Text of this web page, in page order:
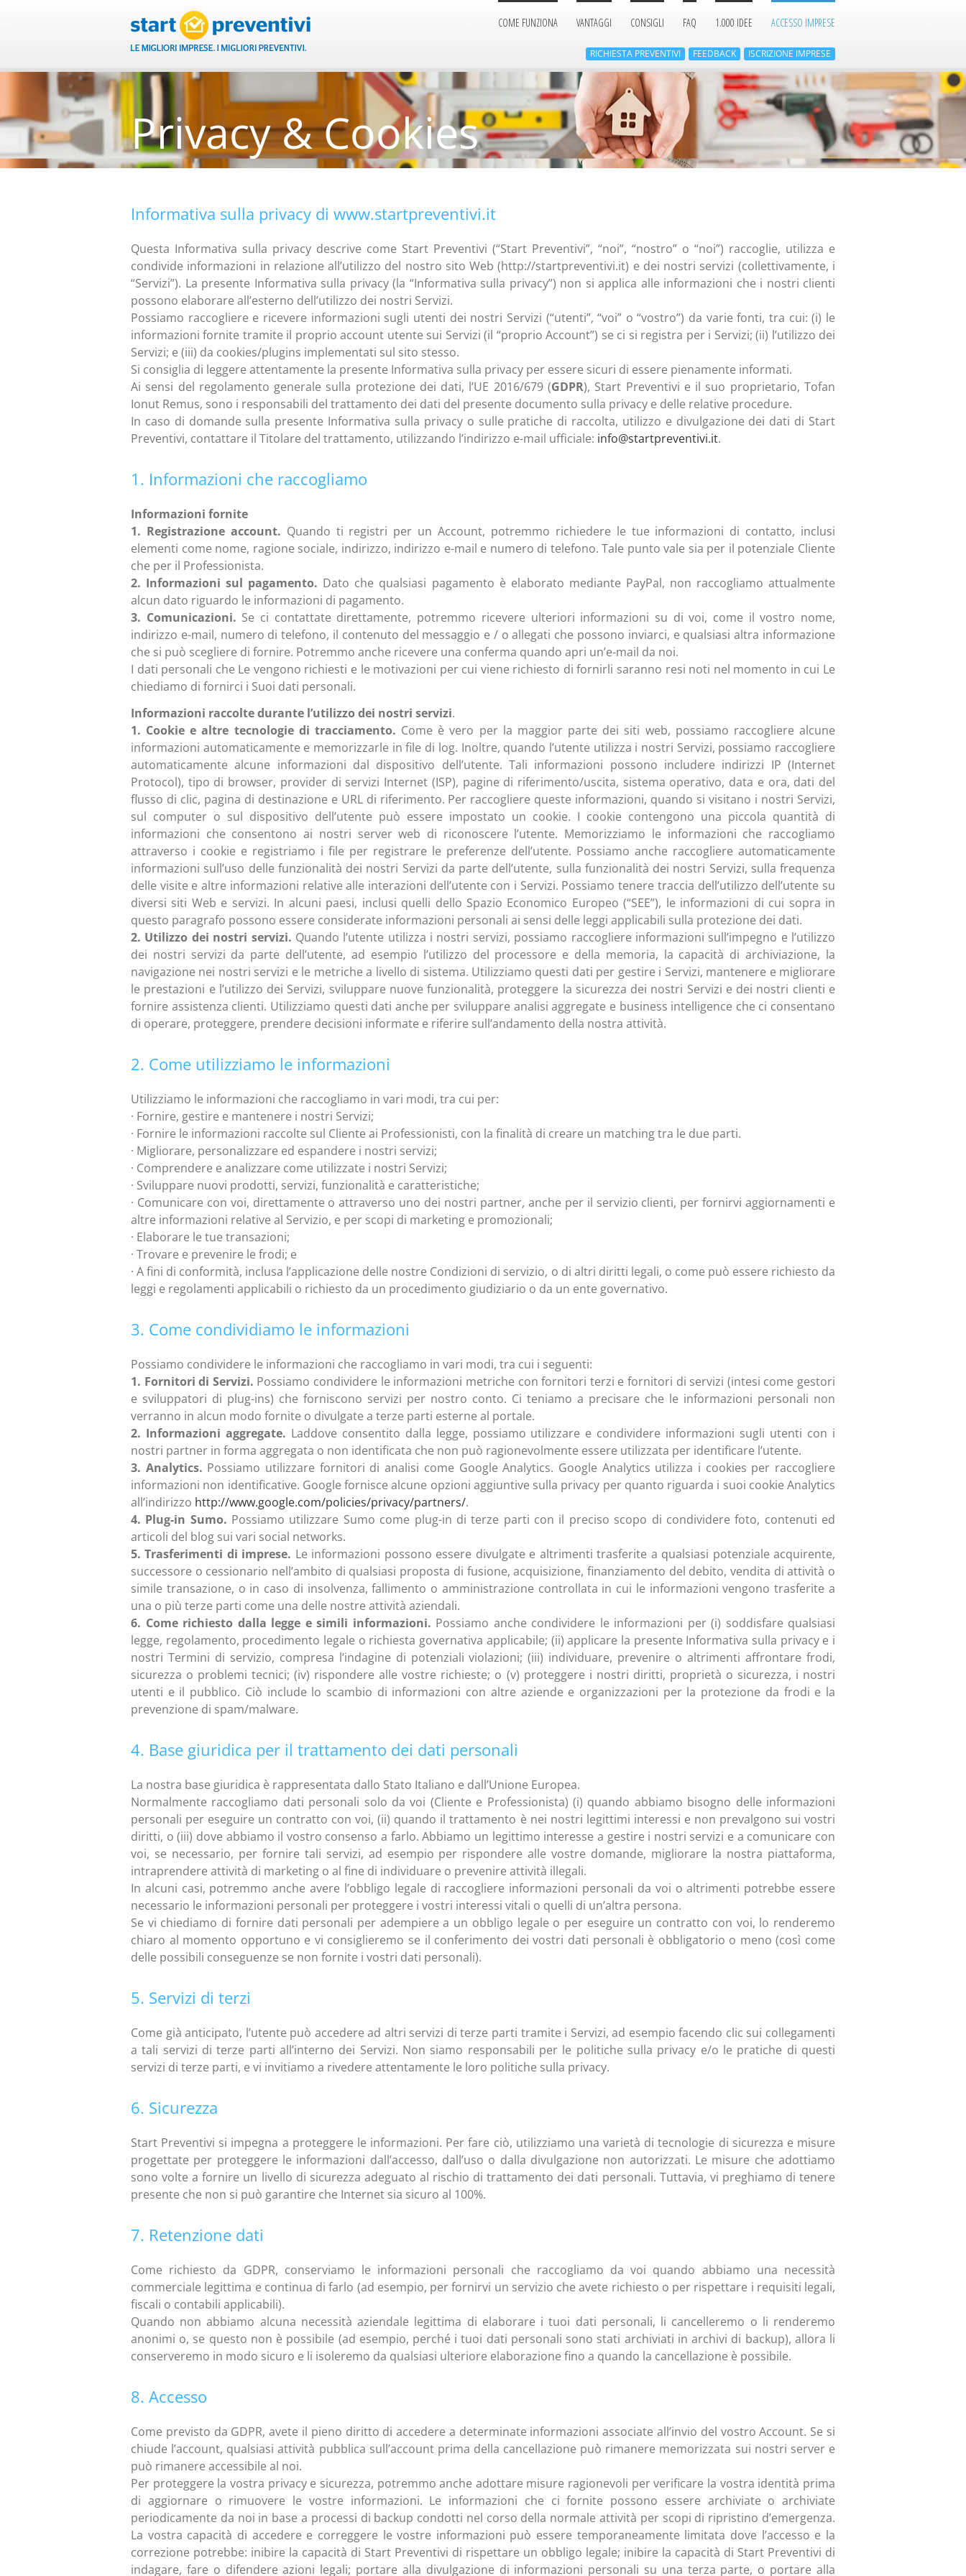
COME FUNZIONA VANTAGGI CONSIGLI FAQ 1.000 IDEE ACCESSO IMPRESE
RICHIESTA PREVENTIVI FEEDBACK ISCRIZIONE IMPRESE
Privacy & Cookies
Informativa sulla privacy di www.startpreventivi.it
Questa Informativa sulla privacy descrive come Start Preventivi (“Start Preventivi”, “noi”, “nostro” o “noi”) raccoglie, utilizza e
condivide informazioni in relazione all’utilizzo del nostro sito Web (http://startpreventivi.it) e dei nostri servizi (collettivamente, i
“Servizi”). La presente Informativa sulla privacy (la “Informativa sulla privacy”) non si applica alle informazioni che i nostri clienti
possono elaborare all’esterno dell’utilizzo dei nostri Servizi.
Possiamo raccogliere e ricevere informazioni sugli utenti dei nostri Servizi (“utenti”, “voi” o “vostro”) da varie fonti, tra cui: (i) le
informazioni fornite tramite il proprio account utente sui Servizi (il “proprio Account”) se ci si registra per i Servizi; (ii) l’utilizzo dei
Servizi; e (iii) da cookies/plugins implementati sul sito stesso.
Si consiglia di leggere attentamente la presente Informativa sulla privacy per essere sicuri di essere pienamente informati.
Ai sensi del regolamento generale sulla protezione dei dati, l’UE 2016/679 (GDPR), Start Preventivi e il suo proprietario, Tofan
Ionut Remus, sono i responsabili del trattamento dei dati del presente documento sulla privacy e delle relative procedure.
In caso di domande sulla presente Informativa sulla privacy o sulle pratiche di raccolta, utilizzo e divulgazione dei dati di Start
Preventivi, contattare il Titolare del trattamento, utilizzando l’indirizzo e-mail ufficiale: info@startpreventivi.it.
1. Informazioni che raccogliamo
Informazioni fornite
1. Registrazione account. Quando ti registri per un Account, potremmo richiedere le tue informazioni di contatto, inclusi
elementi come nome, ragione sociale, indirizzo, indirizzo e-mail e numero di telefono. Tale punto vale sia per il potenziale Cliente
che per il Professionista.
2. Informazioni sul pagamento. Dato che qualsiasi pagamento è elaborato mediante PayPal, non raccogliamo attualmente
alcun dato riguardo le informazioni di pagamento.
3. Comunicazioni. Se ci contattate direttamente, potremmo ricevere ulteriori informazioni su di voi, come il vostro nome,
indirizzo e-mail, numero di telefono, il contenuto del messaggio e / o allegati che possono inviarci, e qualsiasi altra informazione
che si può scegliere di fornire. Potremmo anche ricevere una conferma quando apri un’e-mail da noi.
I dati personali che Le vengono richiesti e le motivazioni per cui viene richiesto di fornirli saranno resi noti nel momento in cui Le
chiediamo di fornirci i Suoi dati personali.
Informazioni raccolte durante l’utilizzo dei nostri servizi.
1. Cookie e altre tecnologie di tracciamento. Come è vero per la maggior parte dei siti web, possiamo raccogliere alcune
informazioni automaticamente e memorizzarle in file di log. Inoltre, quando l’utente utilizza i nostri Servizi, possiamo raccogliere
automaticamente alcune informazioni dal dispositivo dell’utente. Tali informazioni possono includere indirizzi IP (Internet
Protocol), tipo di browser, provider di servizi Internet (ISP), pagine di riferimento/uscita, sistema operativo, data e ora, dati del
flusso di clic, pagina di destinazione e URL di riferimento. Per raccogliere queste informazioni, quando si visitano i nostri Servizi,
sul computer o sul dispositivo dell’utente può essere impostato un cookie. I cookie contengono una piccola quantità di
informazioni che consentono ai nostri server web di riconoscere l’utente. Memorizziamo le informazioni che raccogliamo
attraverso i cookie e registriamo i file per registrare le preferenze dell’utente. Possiamo anche raccogliere automaticamente
informazioni sull’uso delle funzionalità dei nostri Servizi da parte dell’utente, sulla funzionalità dei nostri Servizi, sulla frequenza
delle visite e altre informazioni relative alle interazioni dell’utente con i Servizi. Possiamo tenere traccia dell’utilizzo dell’utente su
diversi siti Web e servizi. In alcuni paesi, inclusi quelli dello Spazio Economico Europeo (“SEE”), le informazioni di cui sopra in
questo paragrafo possono essere considerate informazioni personali ai sensi delle leggi applicabili sulla protezione dei dati.
2. Utilizzo dei nostri servizi. Quando l’utente utilizza i nostri servizi, possiamo raccogliere informazioni sull’impegno e l’utilizzo
dei nostri servizi da parte dell’utente, ad esempio l’utilizzo del processore e della memoria, la capacità di archiviazione, la
navigazione nei nostri servizi e le metriche a livello di sistema. Utilizziamo questi dati per gestire i Servizi, mantenere e migliorare
le prestazioni e l’utilizzo dei Servizi, sviluppare nuove funzionalità, proteggere la sicurezza dei nostri Servizi e dei nostri clienti e
fornire assistenza clienti. Utilizziamo questi dati anche per sviluppare analisi aggregate e business intelligence che ci consentano
di operare, proteggere, prendere decisioni informate e riferire sull’andamento della nostra attività.
2. Come utilizziamo le informazioni
Utilizziamo le informazioni che raccogliamo in vari modi, tra cui per:
· Fornire, gestire e mantenere i nostri Servizi;
· Fornire le informazioni raccolte sul Cliente ai Professionisti, con la finalità di creare un matching tra le due parti.
· Migliorare, personalizzare ed espandere i nostri servizi;
· Comprendere e analizzare come utilizzate i nostri Servizi;
· Sviluppare nuovi prodotti, servizi, funzionalità e caratteristiche;
· Comunicare con voi, direttamente o attraverso uno dei nostri partner, anche per il servizio clienti, per fornirvi aggiornamenti e
altre informazioni relative al Servizio, e per scopi di marketing e promozionali;
· Elaborare le tue transazioni;
· Trovare e prevenire le frodi; e
· A fini di conformità, inclusa l’applicazione delle nostre Condizioni di servizio, o di altri diritti legali, o come può essere richiesto da
leggi e regolamenti applicabili o richiesto da un procedimento giudiziario o da un ente governativo.
3. Come condividiamo le informazioni
Possiamo condividere le informazioni che raccogliamo in vari modi, tra cui i seguenti:
1. Fornitori di Servizi. Possiamo condividere le informazioni metriche con fornitori terzi e fornitori di servizi (intesi come gestori
e sviluppatori di plug-ins) che forniscono servizi per nostro conto. Ci teniamo a precisare che le informazioni personali non
verranno in alcun modo fornite o divulgate a terze parti esterne al portale.
2. Informazioni aggregate. Laddove consentito dalla legge, possiamo utilizzare e condividere informazioni sugli utenti con i
nostri partner in forma aggregata o non identificata che non può ragionevolmente essere utilizzata per identificare l’utente.
3. Analytics. Possiamo utilizzare fornitori di analisi come Google Analytics. Google Analytics utilizza i cookies per raccogliere
informazioni non identificative. Google fornisce alcune opzioni aggiuntive sulla privacy per quanto riguarda i suoi cookie Analytics
all’indirizzo http://www.google.com/policies/privacy/partners/.
4. Plug-in Sumo. Possiamo utilizzare Sumo come plug-in di terze parti con il preciso scopo di condividere foto, contenuti ed
articoli del blog sui vari social networks.
5. Trasferimenti di imprese. Le informazioni possono essere divulgate e altrimenti trasferite a qualsiasi potenziale acquirente,
successore o cessionario nell’ambito di qualsiasi proposta di fusione, acquisizione, finanziamento del debito, vendita di attività o
simile transazione, o in caso di insolvenza, fallimento o amministrazione controllata in cui le informazioni vengono trasferite a
una o più terze parti come una delle nostre attività aziendali.
6. Come richiesto dalla legge e simili informazioni. Possiamo anche condividere le informazioni per (i) soddisfare qualsiasi
legge, regolamento, procedimento legale o richiesta governativa applicabile; (ii) applicare la presente Informativa sulla privacy e i
nostri Termini di servizio, compresa l’indagine di potenziali violazioni; (iii) individuare, prevenire o altrimenti affrontare frodi,
sicurezza o problemi tecnici; (iv) rispondere alle vostre richieste; o (v) proteggere i nostri diritti, proprietà o sicurezza, i nostri
utenti e il pubblico. Ciò include lo scambio di informazioni con altre aziende e organizzazioni per la protezione da frodi e la
prevenzione di spam/malware.
4. Base giuridica per il trattamento dei dati personali
La nostra base giuridica è rappresentata dallo Stato Italiano e dall’Unione Europea.
Normalmente raccogliamo dati personali solo da voi (Cliente e Professionista) (i) quando abbiamo bisogno delle informazioni
personali per eseguire un contratto con voi, (ii) quando il trattamento è nei nostri legittimi interessi e non prevalgono sui vostri
diritti, o (iii) dove abbiamo il vostro consenso a farlo. Abbiamo un legittimo interesse a gestire i nostri servizi e a comunicare con
voi, se necessario, per fornire tali servizi, ad esempio per rispondere alle vostre domande, migliorare la nostra piattaforma,
intraprendere attività di marketing o al fine di individuare o prevenire attività illegali.
In alcuni casi, potremmo anche avere l’obbligo legale di raccogliere informazioni personali da voi o altrimenti potrebbe essere
necessario le informazioni personali per proteggere i vostri interessi vitali o quelli di un’altra persona.
Se vi chiediamo di fornire dati personali per adempiere a un obbligo legale o per eseguire un contratto con voi, lo renderemo
chiaro al momento opportuno e vi consiglieremo se il conferimento dei vostri dati personali è obbligatorio o meno (così come
delle possibili conseguenze se non fornite i vostri dati personali).
5. Servizi di terzi
Come già anticipato, l’utente può accedere ad altri servizi di terze parti tramite i Servizi, ad esempio facendo clic sui collegamenti
a tali servizi di terze parti all’interno dei Servizi. Non siamo responsabili per le politiche sulla privacy e/o le pratiche di questi
servizi di terze parti, e vi invitiamo a rivedere attentamente le loro politiche sulla privacy.
6. Sicurezza
Start Preventivi si impegna a proteggere le informazioni. Per fare ciò, utilizziamo una varietà di tecnologie di sicurezza e misure
progettate per proteggere le informazioni dall’accesso, dall’uso o dalla divulgazione non autorizzati. Le misure che adottiamo
sono volte a fornire un livello di sicurezza adeguato al rischio di trattamento dei dati personali. Tuttavia, vi preghiamo di tenere
presente che non si può garantire che Internet sia sicuro al 100%.
7. Retenzione dati
Come richiesto da GDPR, conserviamo le informazioni personali che raccogliamo da voi quando abbiamo una necessità
commerciale legittima e continua di farlo (ad esempio, per fornirvi un servizio che avete richiesto o per rispettare i requisiti legali,
fiscali o contabili applicabili).
Quando non abbiamo alcuna necessità aziendale legittima di elaborare i tuoi dati personali, li cancelleremo o li renderemo
anonimi o, se questo non è possibile (ad esempio, perché i tuoi dati personali sono stati archiviati in archivi di backup), allora li
conserveremo in modo sicuro e li isoleremo da qualsiasi ulteriore elaborazione fino a quando la cancellazione è possibile.
8. Accesso
Come previsto da GDPR, avete il pieno diritto di accedere a determinate informazioni associate all’invio del vostro Account. Se si
chiude l’account, qualsiasi attività pubblica sull’account prima della cancellazione può rimanere memorizzata sui nostri server e
può rimanere accessibile al noi.
Per proteggere la vostra privacy e sicurezza, potremmo anche adottare misure ragionevoli per verificare la vostra identità prima
di aggiornare o rimuovere le vostre informazioni. Le informazioni che ci fornite possono essere archiviate o archiviate
periodicamente da noi in base a processi di backup condotti nel corso della normale attività per scopi di ripristino d’emergenza.
La vostra capacità di accedere e correggere le vostre informazioni può essere temporaneamente limitata dove l’accesso e la
correzione potrebbe: inibire la capacità di Start Preventivi di rispettare un obbligo legale; inibire la capacità di Start Preventivi di
indagare, fare o difendere azioni legali; portare alla divulgazione di informazioni personali su una terza parte, o portare alla